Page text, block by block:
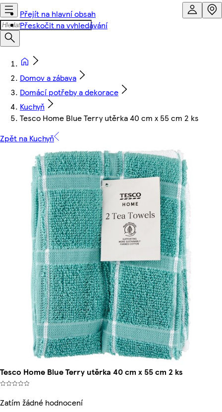
Přejít na hlavní obsah
Přeskočit na vyhledávání
Domov a zábava
Domácí potřeby a dekorace
Kuchyň
Tesco Home Blue Terry utěrka 40 cm x 55 cm 2 ks
Zpět na Kuchyň
Tesco Home Blue Terry utěrka 40 cm x 55 cm 2 ks
Zatím žádné hodnocení